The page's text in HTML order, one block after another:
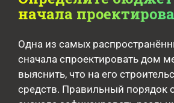
начала
Одна из самых
сначала спроектировать дом
выяснить, что на его
средств. Правильный порядок